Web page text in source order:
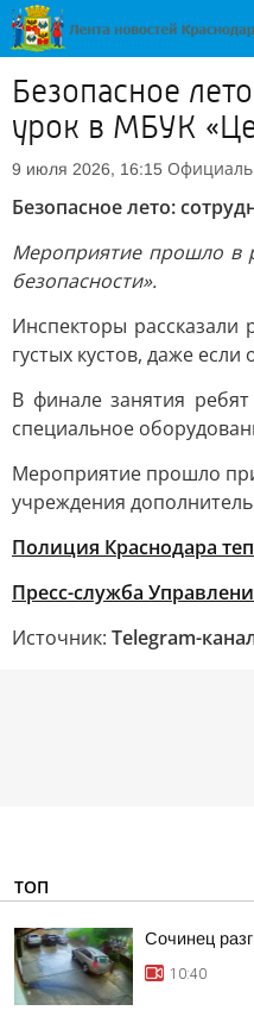
Безопасное
урок в МБУК
9 июля 2026, 16:15
Безопасное лето:
Мероприятие прошло в
безопасности».
Инспекторы
густых кустов, даже
В финале занятия
специальное
Мероприятие прошло
учреждения
Полиция Краснодара
Пресс-служба
Источник: Telegram-
ТОП
Сочинец
10:40